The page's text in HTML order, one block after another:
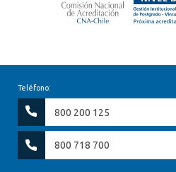
Teléfono:
800 200 125
800 718 700